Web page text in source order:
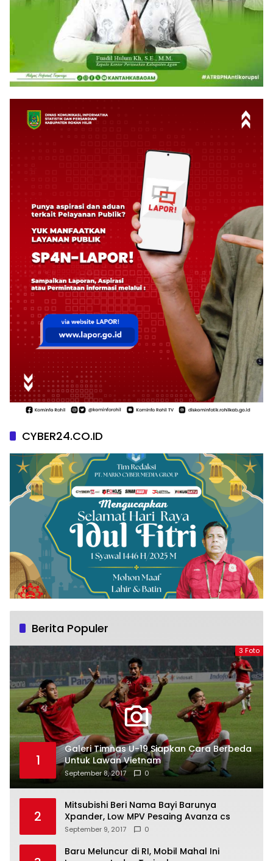
CYBER24.CO.ID
Berita Populer
3 Foto
1
Galeri Timnas U-19 Siapkan Cara Berbeda
Untuk Lawan Vietnam
September 8, 2017 0
2
Mitsubishi Beri Nama Bayi Barunya
Xpander, Low MPV Pesaing Avanza cs
September 9, 2017 0
Baru Meluncur di RI, Mobil Mahal Ini